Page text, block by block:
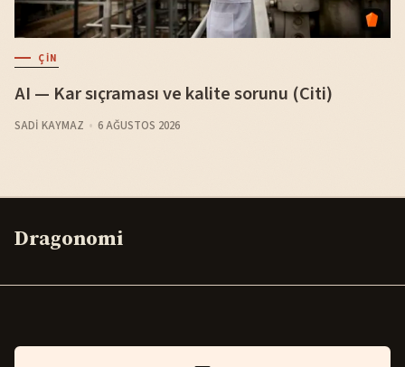
ÇIN
AI — Kar sıçraması ve kalite sorunu (Citi)
SADI KAYMAZ 6 AĞUSTOS 2026
Dragonomi